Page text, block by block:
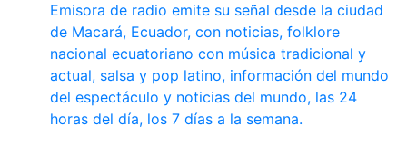
Emisora de radio emite su señal desde la ciudad
de Macará, Ecuador, con noticias, folklore
nacional ecuatoriano con música tradicional y
actual, salsa y pop latino, información del mundo
del espectáculo y noticias del mundo, las 24
horas del día, los 7 días a la semana.